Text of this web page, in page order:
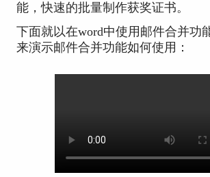
能，快速的批量制作获奖证书。
下面就以在word中使用邮件合并功
来演示邮件合并功能如何使用：